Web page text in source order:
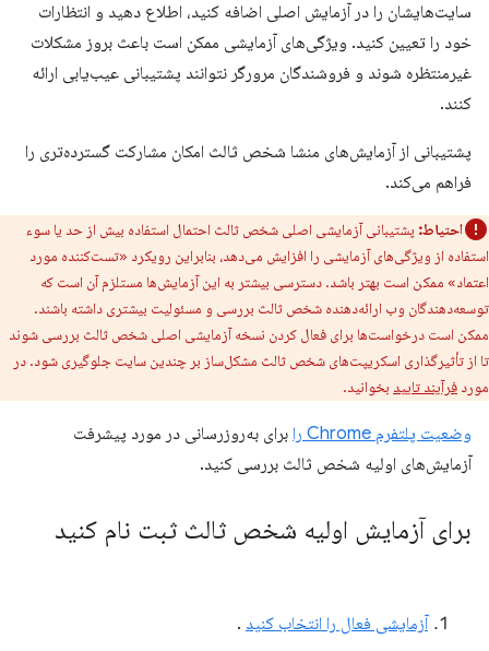
سایت‌هایشان را در آزمایش اصلی اضافه کنید، اطلاع دهید و انتظارات
خود را تعیین کنید. ویژگی‌های آزمایشی ممکن است باعث بروز مشکلات
غیرمنتظره شوند و فروشندگان مرورگر نتوانند پشتیبانی عیب‌یابی ارائه
کنند.
پشتیبانی از آزمایش‌های منشا شخص ثالث امکان مشارکت گسترده‌تری را
فراهم می‌کند.
احتیاط: پشتیبانی آزمایشی اصلی شخص ثالث احتمال استفاده بیش از حد یا سوء
استفاده از ویژگی‌های آزمایشی را افزایش می‌دهد، بنابراین رویکرد «تست‌کننده مورد
اعتماد» ممکن است بهتر باشد. دسترسی بیشتر به این آزمایش‌ها مستلزم آن است که
توسعه‌دهندگان وب ارائه‌دهنده شخص ثالث بررسی و مسئولیت بیشتری داشته باشند.
ممکن است درخواست‌ها برای فعال کردن نسخه آزمایشی اصلی شخص ثالث بررسی شوند
تا از تأثیرگذاری اسکریپت‌های شخص ثالث مشکل‌ساز بر چندین سایت جلوگیری شود. در
مورد فرآیند تایید بخوانید.
وضعیت پلتفرم Chrome را
برای به‌روزرسانی در مورد پیشرفت
آزمایش‌های اولیه شخص ثالث بررسی کنید.
برای آزمایش اولیه شخص ثالث ثبت نام کنید
آزمایشی فعال را انتخاب کنید .